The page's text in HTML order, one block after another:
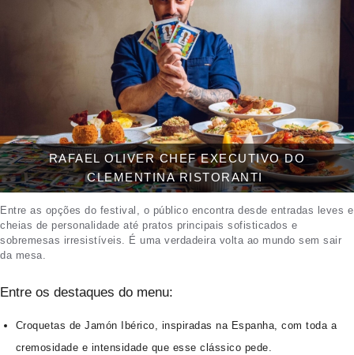
RAFAEL OLIVER CHEF EXECUTIVO DO
CLEMENTINA RISTORANTI
Entre as opções do festival, o público encontra desde entradas leves e
cheias de personalidade até pratos principais sofisticados e
sobremesas irresistíveis. É uma verdadeira volta ao mundo sem sair
da mesa.
Entre os destaques do menu:
Croquetas de Jamón Ibérico, inspiradas na Espanha, com toda a
cremosidade e intensidade que esse clássico pede.